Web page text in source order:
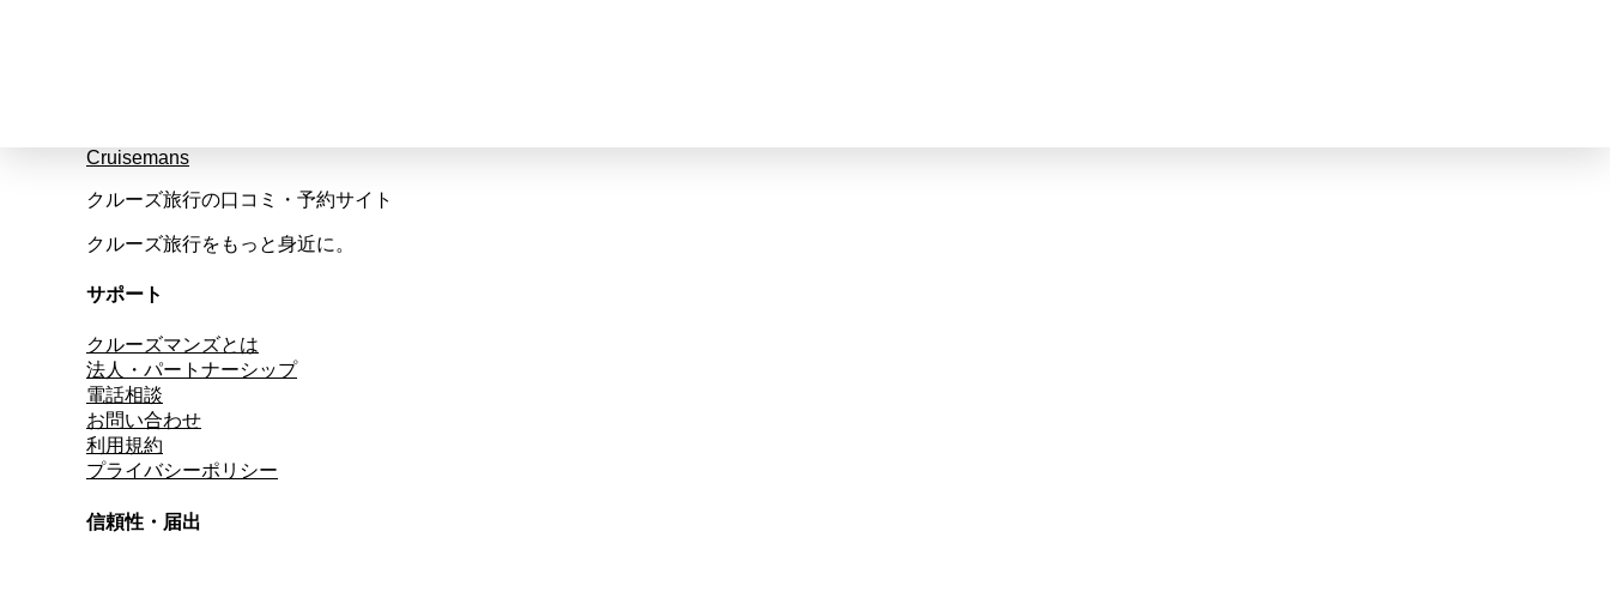
Cruisemans
クルーズ旅行の口コミ・予約サイト
クルーズ旅行をもっと身近に。
サポート
クルーズマンズとは
法人・パートナーシップ
電話相談
お問い合わせ
利用規約
プライバシーポリシー
信頼性・届出